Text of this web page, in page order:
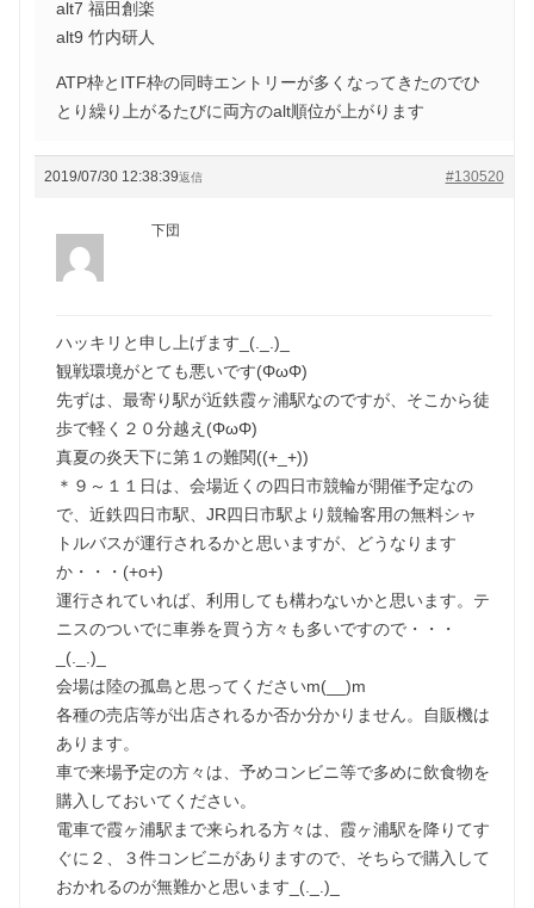
alt7 福田創楽
alt9 竹内研人
ATP枠とITF枠の同時エントリーが多くなってきたのでひ
とり繰り上がるたびに両方のalt順位が上がります
2019/07/30 12:38:39 #130520
返信
下団
ハッキリと申し上げます_(._.)_
観戦環境がとても悪いです(ΦωΦ)
先ずは、最寄り駅が近鉄霞ヶ浦駅なのですが、そこから徒
歩で軽く２０分越え(ΦωΦ)
真夏の炎天下に第１の難関((+_+))
＊９～１１日は、会場近くの四日市競輪が開催予定なの
で、近鉄四日市駅、JR四日市駅より競輪客用の無料シャ
トルバスが運行されるかと思いますが、どうなります
か・・・(+o+)
運行されていれば、利用しても構わないかと思います。テ
ニスのついでに車券を買う方々も多いですので・・・
_(._.)_
会場は陸の孤島と思ってくださいm(__)m
各種の売店等が出店されるか否か分かりません。自販機は
あります。
車で来場予定の方々は、予めコンビニ等で多めに飲食物を
購入しておいてください。
電車で霞ヶ浦駅まで来られる方々は、霞ヶ浦駅を降りてす
ぐに２、３件コンビニがありますので、そちらで購入して
おかれるのが無難かと思います_(._.)_